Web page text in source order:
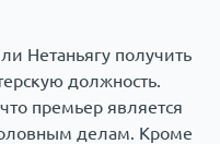
Нетаньягу получить
должность.
премьер является
делам. Кроме